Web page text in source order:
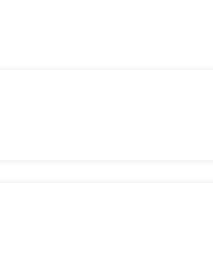
sans complications.
du marché.
des plateformes et des dApps.